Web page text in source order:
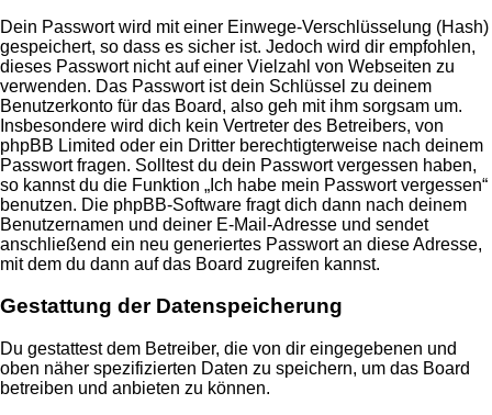
Dein Passwort wird mit einer Einwege-Verschlüsselung (Hash)
gespeichert, so dass es sicher ist. Jedoch wird dir empfohlen,
dieses Passwort nicht auf einer Vielzahl von Webseiten zu
verwenden. Das Passwort ist dein Schlüssel zu deinem
Benutzerkonto für das Board, also geh mit ihm sorgsam um.
Insbesondere wird dich kein Vertreter des Betreibers, von
phpBB Limited oder ein Dritter berechtigterweise nach deinem
Passwort fragen. Solltest du dein Passwort vergessen haben,
so kannst du die Funktion „Ich habe mein Passwort vergessen“
benutzen. Die phpBB-Software fragt dich dann nach deinem
Benutzernamen und deiner E-Mail-Adresse und sendet
anschließend ein neu generiertes Passwort an diese Adresse,
mit dem du dann auf das Board zugreifen kannst.
Gestattung der Datenspeicherung
Du gestattest dem Betreiber, die von dir eingegebenen und
oben näher spezifizierten Daten zu speichern, um das Board
betreiben und anbieten zu können.